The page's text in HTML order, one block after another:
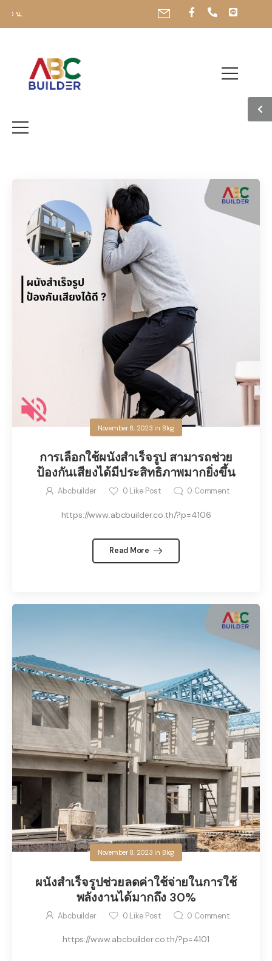
เปิดบริการทุกวัน เวลา 09.00-
November 8, 2023 in Blog
การเลือกใช้ผนังสำเร็จรูป สามารถช่วย
ป้องกันเสียงได้มีประสิทธิภาพมากยิ่งขึ้น
Abcbuilder 0 Like Post 0 Comment
https://www.abcbuilder.co.th/?p=4106
Read More
November 8, 2023 in Blog
ผนังสำเร็จรูปช่วยลดค่าใช้จ่ายในการใช้
พลังงานได้มากถึง 30%
Abcbuilder 0 Like Post 0 Comment
https://www.abcbuilder.co.th/?p=4101